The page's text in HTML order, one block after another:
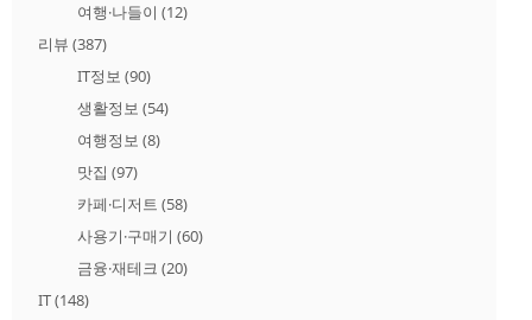
여행·나들이 (12)
리뷰 (387)
IT정보 (90)
생활정보 (54)
여행정보 (8)
맛집 (97)
카페·디저트 (58)
사용기·구매기 (60)
금융·재테크 (20)
IT(148)